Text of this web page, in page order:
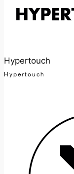
Hypertouch
Hypertouch